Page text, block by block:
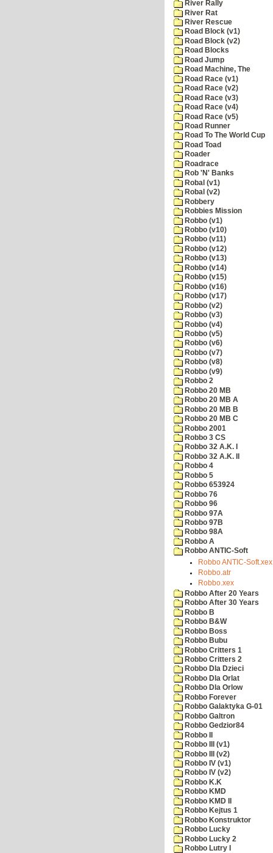
River Rally
River Rat
River Rescue
Road Block (v1)
Road Block (v2)
Road Blocks
Road Jump
Road Machine, The
Road Race (v1)
Road Race (v2)
Road Race (v3)
Road Race (v4)
Road Race (v5)
Road Runner
Road To The World Cup
Road Toad
Roader
Roadrace
Rob 'N' Banks
Robal (v1)
Robal (v2)
Robbery
Robbies Mission
Robbo (v1)
Robbo (v10)
Robbo (v11)
Robbo (v12)
Robbo (v13)
Robbo (v14)
Robbo (v15)
Robbo (v16)
Robbo (v17)
Robbo (v2)
Robbo (v3)
Robbo (v4)
Robbo (v5)
Robbo (v6)
Robbo (v7)
Robbo (v8)
Robbo (v9)
Robbo 2
Robbo 20 MB
Robbo 20 MB A
Robbo 20 MB B
Robbo 20 MB C
Robbo 2001
Robbo 3 CS
Robbo 32 A.K. I
Robbo 32 A.K. II
Robbo 4
Robbo 5
Robbo 653924
Robbo 76
Robbo 96
Robbo 97A
Robbo 97B
Robbo 98A
Robbo A
Robbo ANTIC-Soft
Robbo ANTIC-Soft.xex
Robbo.atr
Robbo.xex
Robbo After 20 Years
Robbo After 30 Years
Robbo B
Robbo B&W
Robbo Boss
Robbo Bubu
Robbo Critters 1
Robbo Critters 2
Robbo Dla Dzieci
Robbo Dla Orlat
Robbo Dla Orlow
Robbo Forever
Robbo Galaktyka G-01
Robbo Galtron
Robbo Gedzior84
Robbo II
Robbo III (v1)
Robbo III (v2)
Robbo IV (v1)
Robbo IV (v2)
Robbo K.K
Robbo KMD
Robbo KMD II
Robbo Kejtus 1
Robbo Konstruktor
Robbo Lucky
Robbo Lucky 2
Robbo Lutry I